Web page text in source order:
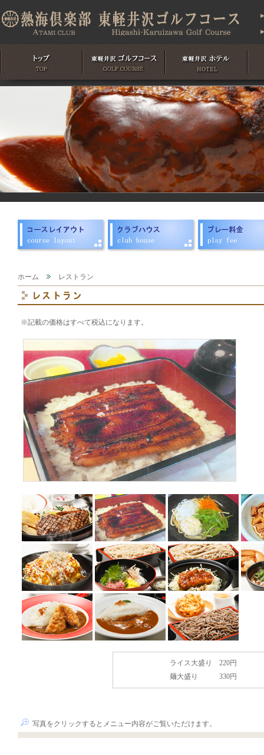
ホーム レストラン
※記載の価格はすべて税込になります。
ライス大盛り
220円
麺大盛り
330円
写真をクリックするとメニュー内容がご覧いただけます。